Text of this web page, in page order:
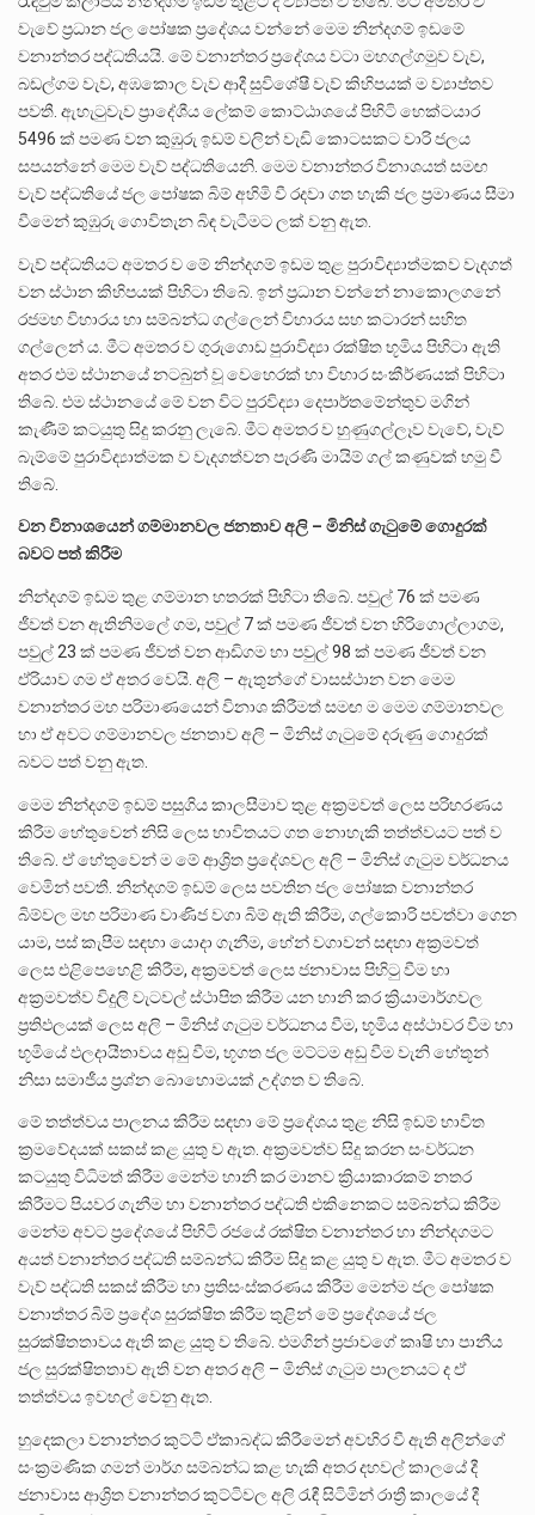
වැවේ ප්‍රධාන ජල පෝෂක ප්‍රදේශය වන්නේ මෙම නින්දගම් ඉඩමේ
වනාන්තර පද්ධතියයි. මේ වනාන්තර ප්‍රදේශය වටා මහගල්ගමුව වැව,
බඩල්ගම වැව, අඹකොල වැව ආදී සුවිශේෂී වැව් කිහිපයක් ම ව්‍යාප්තව
පවතී. ඇහැටුවැව ප්‍රාදේශීය ලේකම් කොට්ඨාශයේ පිහිටි හෙක්ටයාර
5496 ක් පමණ වන කුඹුරු ඉඩම් වලින් වැඩි කොටසකට වාරි ජලය
සපයන්නේ මෙම වැව් පද්ධතියෙනි. මෙම වනාන්තර විනාශයත් සමඟ
වැව් පද්ධතියේ ජල පෝෂක බිම් අහිමි වී රදවා ගත හැකි ජල ප්‍රමාණය සීමා
වීමෙන් කුඹුරු ගොවිතැන බිඳ වැටීමට ලක් වනු ඇත.
වැව් පද්ධතියට අමතර ව මේ නින්දගම් ඉඩම තුළ පුරාවිද්‍යාත්මකව වැදගත්
වන ස්ථාන කිහිපයක් පිහිටා තිබේ. ඉන් ප්‍රධාන වන්නේ නාකොලගනේ
රජමහ විහාරය හා සම්බන්ධ ගල්ලෙන් විහාරය සහ කටාරන් සහිත
ගල්ලෙන් ය. මීට අමතර ව ගුරුගොඩ පුරාවිද්‍යා රක්ෂිත භූමිය පිහිටා ඇති
අතර එම ස්ථානයේ නටබුන් වූ වෙහෙරක් හා විහාර සංකීර්ණයක් පිහිටා
තිබේ. එම ස්ථානයේ මේ වන විට පුරවිද්‍යා දෙපාර්තමේන්තුව මගින්
කැණීම් කටයුතු සිදු කරනු ලැබේ. මීට අමතර ව හුණුගල්ලෑව වැවේ, වැව්
බැම්මේ පුරාවිද්‍යාත්මක ව වැදගත්වන පැරණි මායිම් ගල් කණුවක් හමු වී
තිබේ.
වනවිනාශයෙන්ගම්මානවලජනතාවඅලි – මිනිස්ගැටුමේගොදුරක්
බවටපත්කිරීම
නින්දගම් ඉඩම තුළ ගම්මාන හතරක් පිහිටා තිබේ. පවුල් 76 ක් පමණ
ජීවත් වන ඇතිනිමලේ ගම, පවුල් 7 ක් පමණ ජීවත් වන හිරිගොල්ලාගම,
පවුල් 23 ක් පමණ ජීවත් වන ආඩිගම හා පවුල් 98 ක් පමණ ජීවත් වන
ඒරියාව ගම ඒ අතර වෙයි. අලි – ඇතුන්ගේ වාසස්ථාන වන මෙම
වනාන්තර මහ පරිමාණයෙන් විනාශ කිරීමත් සමඟ ම මෙම ගම්මානවල
හා ඒ අවට ගම්මානවල ජනතාව අලි – මිනිස් ගැටුමේ දරුණු ගොදුරක්
බවට පත් වනු ඇත.
මෙම නින්දගම් ඉඩම් පසුගිය කාලසීමාව තුළ අක්‍රමවත් ලෙස පරිහරණය
කිරීම හේතුවෙන් නිසි ලෙස භාවිතයට ගත නොහැකි තත්ත්වයට පත් ව
තිබේ. ඒ හේතුවෙන් ම මේ ආශ්‍රිත ප්‍රදේශවල අලි – මිනිස් ගැටුම වර්ධනය
වෙමින් පවතී. නින්දගම් ඉඩම් ලෙස පවතින ජල පෝෂක වනාන්තර
බිම්වල මහ පරිමාණ වාණිජ වගා බිම් ඇති කිරීම, ගල්කොරි පවත්වා ගෙන
යාම, පස් කැපීම සඳහා යොදා ගැනීම, හේන් වගාවන් සඳහා අක්‍රමවත්
ලෙස එළිපෙහෙළි කිරීම, අක්‍රමවත් ලෙස ජනාවාස පිහිටු වීම හා
අක්‍රමවත්ව විදුලි වැටවල් ස්ථාපිත කිරීම යන හානි කර ක්‍රියාමාර්ගවල
ප්‍රතිඵලයක් ලෙස අලි – මිනිස් ගැටුම වර්ධනය වීම, භූමිය අස්ථාවර වීම හා
භූමියේ ඵලදායීතාවය අඩු වීම, භූගත ජල මට්ටම අඩු වීම වැනි හේතූන්
නිසා සමාජීය ප්‍රශ්න බොහොමයක් උද්ගත ව තිබේ.
මේ තත්ත්වය පාලනය කිරීම සඳහා මේ ප්‍රදේශය තුළ නිසි ඉඩම් භාවිත
ක්‍රමවේදයක් සකස් කළ යුතු ව ඇත. අක්‍රමවත්ව සිදු කරන සංවර්ධන
කටයුතු විධිමත් කිරීම මෙන්ම හානි කර මානව ක්‍රියාකාරකම් නතර
කිරීමට පියවර ගැනීම හා වනාන්තර පද්ධති එකිනෙකට සම්බන්ධ කිරීම
මෙන්ම අවට ප්‍රදේශයේ පිහිටි රජයේ රක්ෂිත වනාන්තර හා නින්දගමට
අයත් වනාන්තර පද්ධති සම්බන්ධ කිරීම සිදු කළ යුතු ව ඇත. මීට අමතර ව
වැව් පද්ධති සකස් කිරීම හා ප්‍රතිසංස්කරණය කිරීම මෙන්ම ජල පෝෂක
වනාත්තර බිම් ප්‍රදේශ සුරක්ෂිත කිරීම තුළින් මේ ප්‍රදේශයේ ජල
සුරක්ෂිතතාවය ඇති කළ යුතු ව තිබේ. එමගින් ප්‍රජාවගේ කෘෂි හා පානීය
ජල සුරක්ෂිතතාව ඇති වන අතර අලි – මිනිස් ගැටුම පාලනයට ද ඒ
තත්ත්වය ඉවහල් වෙනු ඇත.
හුදෙකලා වනාන්තර කුට්ටි ඒකාබද්ධ කිරීමෙන් අවහිර වී ඇති අලින්ගේ
සංක්‍රමණික ගමන් මාර්ග සම්බන්ධ කළ හැකි අතර දහවල් කාලයේ දී
ජනාවාස ආශ්‍රිත වනාන්තර කුට්ටිවල අලි රැඳී සිටිමින් රාත්‍රී කාලයේ දී